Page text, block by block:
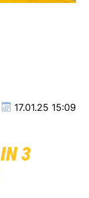
17.01.25 15:09
3